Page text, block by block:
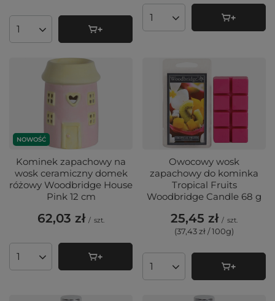
Ilość produktów
Ilość produktów
NOWOŚĆ
Kominek zapachowy na
wosk ceramiczny domek
różowy Woodbridge House
Pink 12 cm
62,03 zł / szt.
Ilość produktów
Owocowy wosk
zapachowy do kominka
Tropical Fruits
Woodbridge Candle 68 g
25,45 zł / szt.
(37,43 zł / 100g)
Ilość produktów